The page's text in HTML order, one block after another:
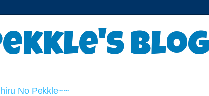
Blog
No Pekkle~~